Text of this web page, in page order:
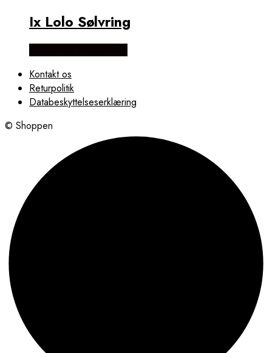
Ix Lolo Sølvring
Kontakt os
Returpolitik
Databeskyttelseserklæring
© Shoppen